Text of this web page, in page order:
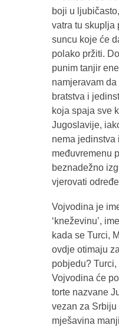
boji u
vatra tu skuplja
suncu koje će
polako pržiti.
punim tanjir
namjeravam
bratstva i
koja spaja sve
Jugoslavije,
nema jedinstva
međuvremenu
beznadežno
vjerovati
Vojvodina je
‘kneževinu’,
kada se Turci,
ovdje otimaju
pobjedu?
Vojvodina će
torte nazvane
vezan za
mješavina